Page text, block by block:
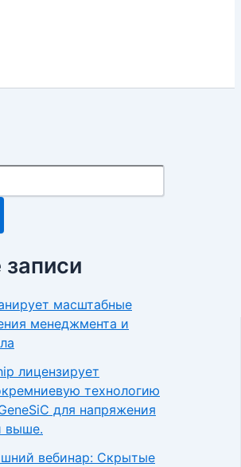
масштабные
менеджмента и
лицензирует
технологию
для напряжения
выше.
вебинар: Скрытые